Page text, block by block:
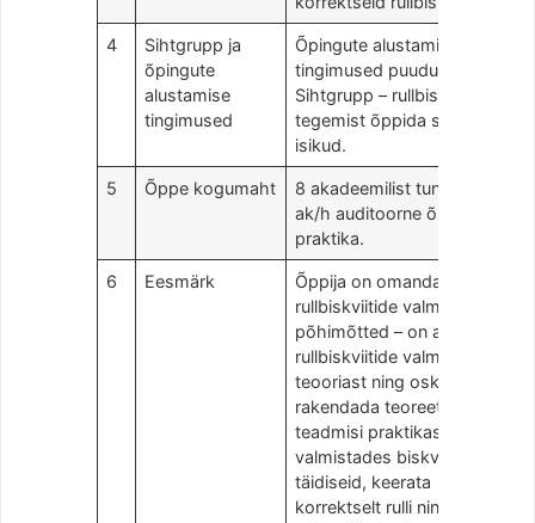
4
Sihtgrupp ja
õpingute
alustamise
tingimused
Õpingute alustamise
tingimused puuduvad.
Sihtgrupp – rullbiskviitide
tegemist õppida soovivad
isikud.
5 Õppe kogumaht
8 akadeemilist tundi, sh 1
ak/h auditoorne õpe, 7 ak/h
praktika.
6 Eesmärk
Õppija on omandanud
rullbiskviitide valmistamise
põhimõtted – on aru saanud
rullbiskviitide valmistamise
teooriast ning oskab
rakendada teoreetilisi
teadmisi praktikas –
valmistades biskviite ja
täidiseid, keerata
korrektselt rulli ning kattes